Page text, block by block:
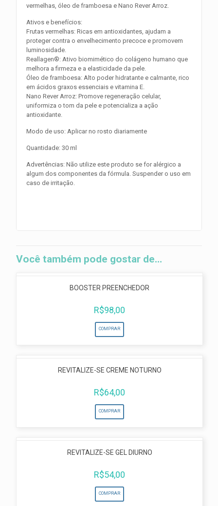
vermelhas, óleo de framboesa e Nano Rever Arroz.
Ativos e benefícios:
Frutas vermelhas: Ricas em antioxidantes, ajudam a
proteger contra o envelhecimento precoce e promovem
luminosidade.
Reallagen®: Ativo biomimético do colágeno humano que
melhora a firmeza e a elasticidade da pele.
Óleo de framboesa: Alto poder hidratante e calmante, rico
em ácidos graxos essenciais e vitamina E.
Nano Rever Arroz: Promove regeneração celular,
uniformiza o tom da pele e potencializa a ação
antioxidante.
Modo de uso: Aplicar no rosto diariamente
Quantidade: 30 ml
Advertências: Não utilize este produto se for alérgico a
algum dos componentes da fórmula. Suspender o uso em
caso de irritação.
Você também pode gostar de…
BOOSTER PREENCHEDOR
R$98,00
COMPRAR
REVITALIZE-SE CREME NOTURNO
R$64,00
COMPRAR
REVITALIZE-SE GEL DIURNO
R$54,00
COMPRAR